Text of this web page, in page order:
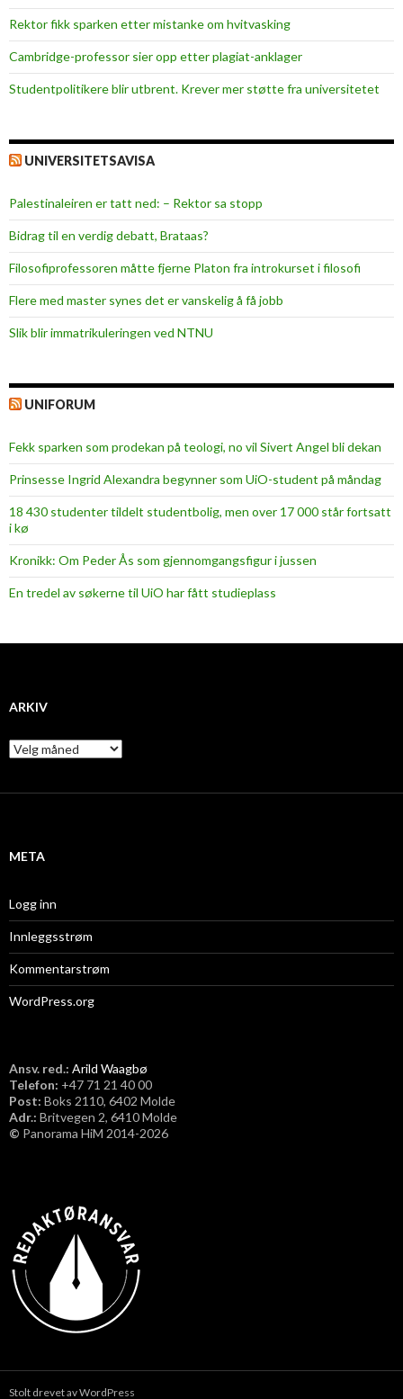
Rektor fikk sparken etter mistanke om hvitvasking
Cambridge-professor sier opp etter plagiat-anklager
Studentpolitikere blir utbrent. Krever mer støtte fra universitetet
UNIVERSITETSAVISA
Palestinaleiren er tatt ned: – Rektor sa stopp
Bidrag til en verdig debatt, Brataas?
Filosofiprofessoren måtte fjerne Platon fra introkurset i filosofi
Flere med master synes det er vanskelig å få jobb
Slik blir immatrikuleringen ved NTNU
UNIFORUM
Fekk sparken som prodekan på teologi, no vil Sivert Angel bli dekan
Prinsesse Ingrid Alexandra begynner som UiO-student på måndag
18 430 studenter tildelt studentbolig, men over 17 000 står fortsatt
i kø
Kronikk: Om Peder Ås som gjennomgangsfigur i jussen
En tredel av søkerne til UiO har fått studieplass
ARKIV
A
r
i
META
Logg inn
Innleggsstrøm
Kommentarstrøm
WordPress.org
Ansv. red.: Arild Waagbø
Telefon: ​+47 71 21 40 00
Post: Boks 2110, 6402 Molde
Adr.: Britvegen 2, 6410 Molde
© Panorama HiM 2014-2026
Stolt drevet av WordPress